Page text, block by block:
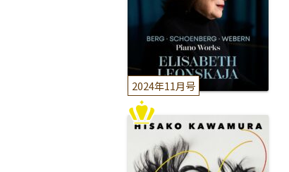
2024年11月号